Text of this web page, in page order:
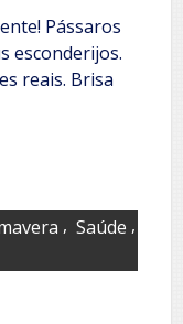
Pássaros
esconderijos.
reais. Brisa
, Saúde ,